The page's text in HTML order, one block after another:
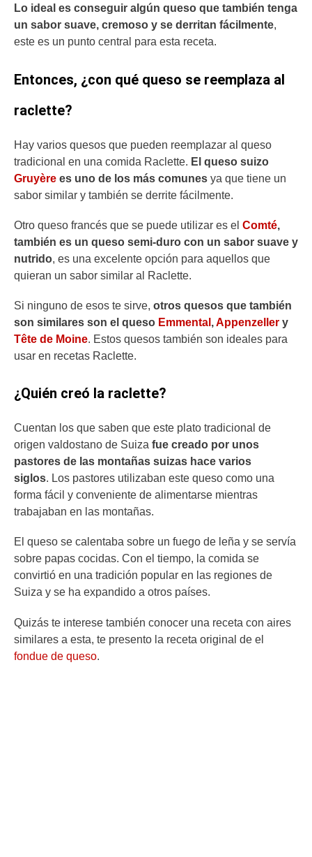
Lo ideal es conseguir algún queso que también tenga
un sabor suave, cremoso y se derritan fácilmente,
este es un punto central para esta receta.
Entonces, ¿con qué queso se reemplaza al
raclette?
Hay varios quesos que pueden reemplazar al queso
tradicional en una comida Raclette. El queso suizo
Gruyère es uno de los más comunes ya que tiene un
sabor similar y también se derrite fácilmente.
Otro queso francés que se puede utilizar es el Comté,
también es un queso semi-duro con un sabor suave y
nutrido, es una excelente opción para aquellos que
quieran un sabor similar al Raclette.
Si ninguno de esos te sirve, otros quesos que también
son similares son el queso Emmental ,Appenzeller y
Tête de Moine. Estos quesos también son ideales para
usar en recetas Raclette.
¿Quién creó la raclette?
Cuentan los que saben que este plato tradicional de
origen valdostano de Suiza fue creado por unos
pastores de las montañas suizas hace varios
siglos. Los pastores utilizaban este queso como una
forma fácil y conveniente de alimentarse mientras
trabajaban en las montañas.
El queso se calentaba sobre un fuego de leña y se servía
sobre papas cocidas. Con el tiempo, la comida se
convirtió en una tradición popular en las regiones de
Suiza y se ha expandido a otros países.
Quizás te interese también conocer una receta con aires
similares a esta, te presento la receta original de el
fondue de queso.